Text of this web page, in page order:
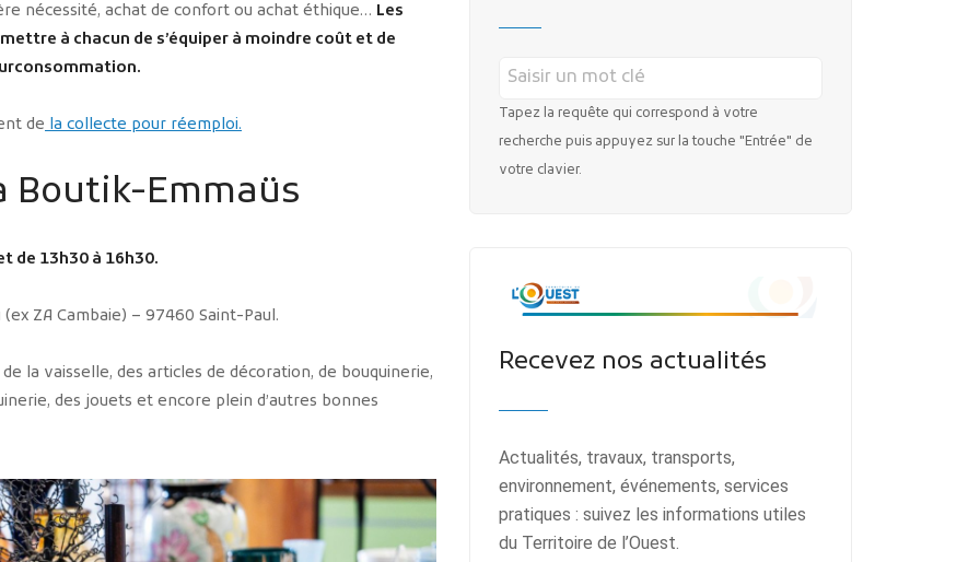
nécessité, achat de confort ou achat éthique… Les
à chacun de s’équiper à moindre coût et de
dela collecte pour réemploi.
Boutik-Emmaüs
de 13h30 à 16h30.
ZA Cambaie) – 97460 Saint-Paul.
la vaisselle, des articles de décoration, de bouquinerie,
des jouets et encore plein d’autres bonnes
Tapez la requête qui correspond à votre
recherche puis appuyez sur la touche "Entrée" de
votre clavier.
Recevez nos actualités
Actualités, travaux, transports,
environnement, événements, services
pratiques : suivez les informations utiles
du Territoire de l’Ouest.